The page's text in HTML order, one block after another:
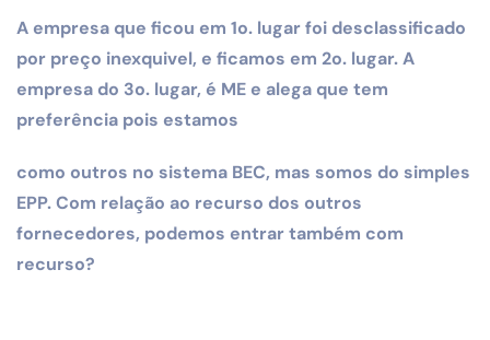
A empresa que ficou em 1o. lugar foi desclassificado
por preço inexquivel, e ficamos em 2o. lugar. A
empresa do 3o. lugar, é ME e alega que tem
preferência pois estamos
como outros no sistema BEC, mas somos do simples
EPP. Com relação ao recurso dos outros
fornecedores, podemos entrar também com
recurso?